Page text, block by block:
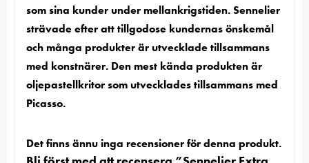
som sina kunder under mellankrigstiden. Sennelier
strävade efter att tillgodose kundernas önskemål
och många produkter är utvecklade tillsammans
med konstnärer. Den mest kända produkten är
oljepastellkritor som utvecklades tillsammans med
Picasso.
Det finns ännu inga recensioner för denna produkt.